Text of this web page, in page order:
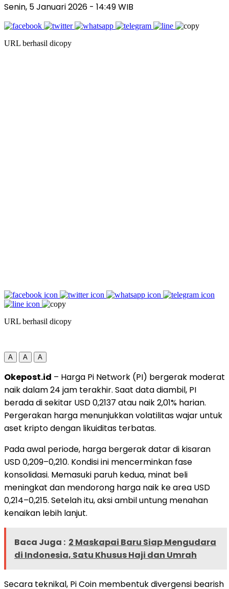
Senin, 5 Januari 2026 - 14:49 WIB
URL berhasil dicopy
URL berhasil dicopy
A A A
Okepost.id – Harga Pi Network (PI) bergerak moderat
naik dalam 24 jam terakhir. Saat data diambil, PI
berada di sekitar USD 0,2137 atau naik 2,01% harian.
Pergerakan harga menunjukkan volatilitas wajar untuk
aset kripto dengan likuiditas terbatas.
Pada awal periode, harga bergerak datar di kisaran
USD 0,209–0,210. Kondisi ini mencerminkan fase
konsolidasi. Memasuki paruh kedua, minat beli
meningkat dan mendorong harga naik ke area USD
0,214–0,215. Setelah itu, aksi ambil untung menahan
kenaikan lebih lanjut.
Baca Juga : 2 Maskapai Baru Siap Mengudara
di Indonesia, Satu Khusus Haji dan Umrah
Secara teknikal, Pi Coin membentuk divergensi bearish